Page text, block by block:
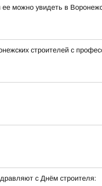
можно увидеть в
строителей с
с Днём строителя: